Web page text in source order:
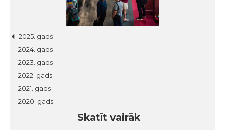
2025. gads
2024. gads
2023. gads
2022. gads
2021. gads
2020. gads